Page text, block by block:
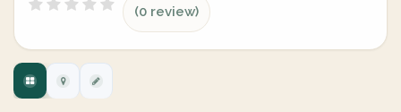
(0 review)